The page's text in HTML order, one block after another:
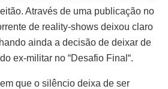
Através de uma publicação no
de reality-shows deixou claro
ainda a decisão de deixar de
ex-militar no “Desafio Final“.
que o silêncio deixa de ser